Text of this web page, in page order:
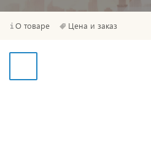
О товаре Цена и заказ